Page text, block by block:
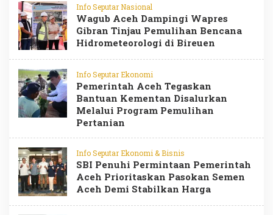
Info Seputar Nasional
Wagub Aceh Dampingi Wapres
Gibran Tinjau Pemulihan Bencana
Hidrometeorologi di Bireuen
Info Seputar Ekonomi
Pemerintah Aceh Tegaskan
Bantuan Kementan Disalurkan
Melalui Program Pemulihan
Pertanian
Info Seputar Ekonomi & Bisnis
SBI Penuhi Permintaan Pemerintah
Aceh Prioritaskan Pasokan Semen
Aceh Demi Stabilkan Harga